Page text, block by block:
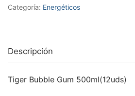
Categoría: Energéticos
Descripción
Tiger Bubble Gum 500ml(12uds)